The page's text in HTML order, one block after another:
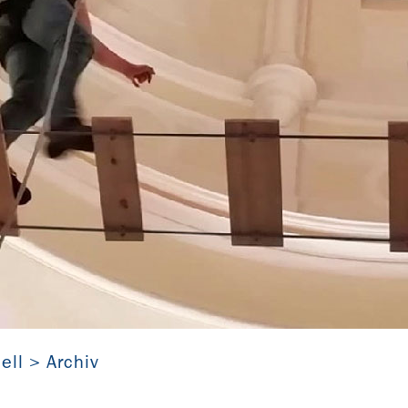
Kletteraktion in der Stiftskirche Mosbach
Archiv